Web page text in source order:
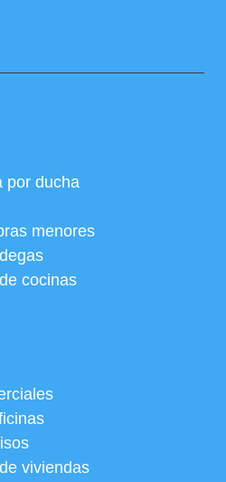
por ducha
menores
cocinas
viviendas